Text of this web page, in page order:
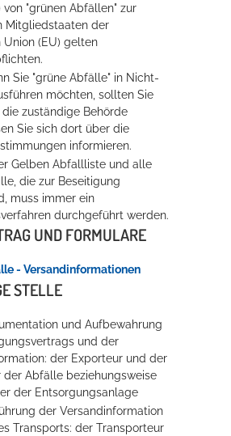
bietet den perfekten Standort für Events
von "grünen Abfällen" zur
Mitgliedstaaten der
Union (EU) gelten
Sie "grüne Abfälle" in Nicht-
möchten, sollten Sie
zuständige Behörde
Sie sich dort über die
informieren.
Gelben Abfallliste und alle
die zur Beseitigung
muss immer ein
durchgeführt werden.
UND FORMULARE
- Versandinformationen
STELLE
und Aufbewahrung
und der
der Exporteur und der
der Abfälle beziehungsweise
der Entsorgungsanlage
der Versandinformation
Transports: der Transporteur